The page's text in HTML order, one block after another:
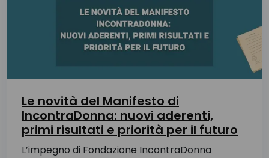
Intesa Stato-Regioni sulle Linee di indirizzo per
la rete dei centri di senologia – 18 dicembre
Decreto Ministeriale 70/2015
Le novità del Manifesto di
IncontraDonna: nuovi aderenti,
primi risultati e priorità per il futuro
L’impegno di Fondazione IncontraDonna